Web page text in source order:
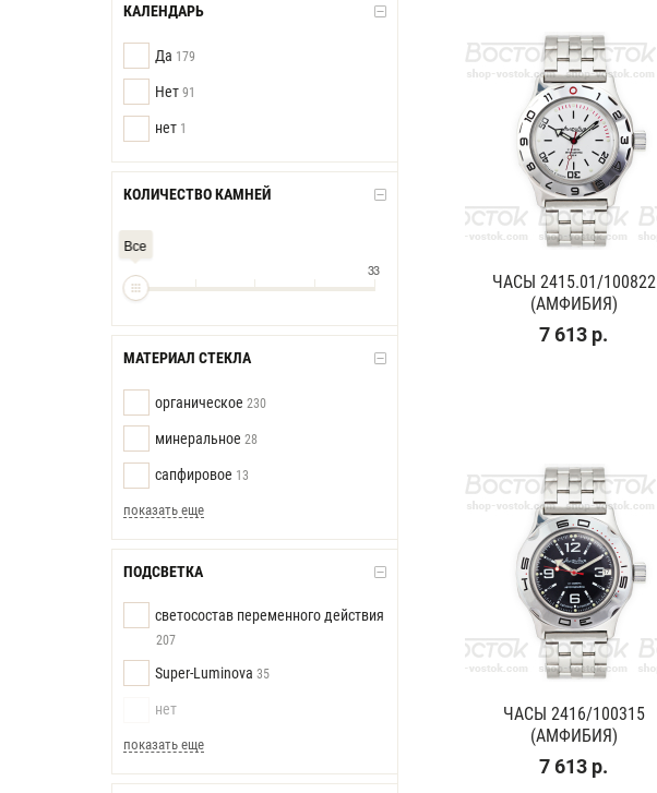
КАЛЕНДАРЬ
Да 179
Нет 91
нет 1
КОЛИЧЕСТВО КАМНЕЙ
Все
33
МАТЕРИАЛ СТЕКЛА
органическое 230
минеральное 28
сапфировое 13
показать еще
ПОДСВЕТКА
светосостав переменного действия
207
Super-Luminova 35
нет
показать еще
ЧАСЫ 2415.01/100822
(АМФИБИЯ)
7 613 р.
ЧАСЫ 2416/100315
(АМФИБИЯ)
7 613 р.